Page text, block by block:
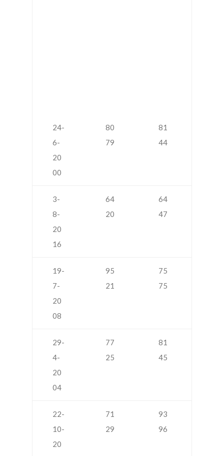
24-
6-
20
00
80
79
81
44
3-
8-
20
16
64
20
64
47
19-
7-
20
08
95
21
75
75
29-
4-
20
04
77
25
81
45
22-
10-
20
71
29
93
96